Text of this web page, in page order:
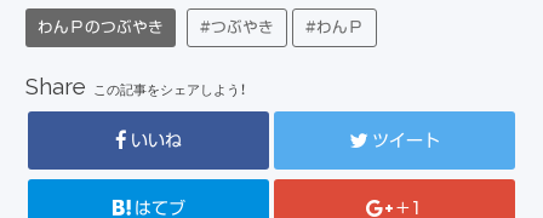
わんＰのつぶやき #つぶやき #わんＰ
Share この記事をシェアしよう！
いいね ツイート
はてブ +1